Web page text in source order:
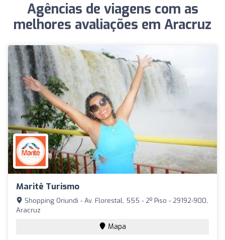
Agências de viagens com as
melhores avaliações em Aracruz
Maritê Turismo
Shopping Oriundi - Av. Florestal, 555 - 2º Piso - 29192-900,
Aracruz
Mapa